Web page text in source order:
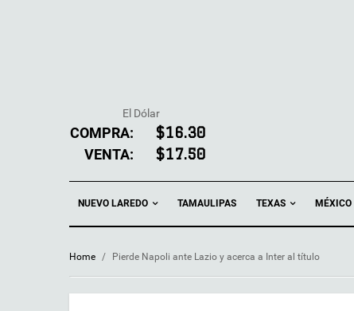
El Dólar
COMPRA: $16.30
VENTA: $17.50
NUEVO LAREDO TAMAULIPAS TEXAS MÉXICO
Home / Pierde Napoli ante Lazio y acerca a Inter al título